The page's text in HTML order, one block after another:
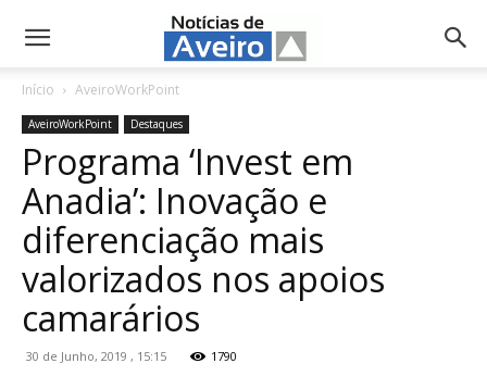
NotíciasdeAveiro.pt
Início AveiroWorkPoint
AveiroWorkPoint Destaques
Programa ‘Invest em
Anadia’: Inovação e
diferenciação mais
valorizados nos apoios
camarários
30 de Junho, 2019 , 15:15 1790